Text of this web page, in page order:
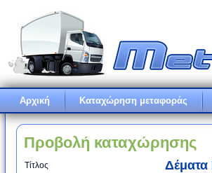
Αρχική Καταχώρηση μεταφοράς
Προβολή καταχώρησης
Τίτλος